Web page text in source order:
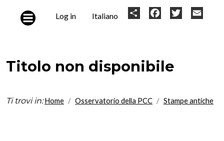
User
Log in Italiano Share FacebookTwitter
Titolo non disponibile
Ti trovi in: Home Osservatorio della PCC Stampe antiche